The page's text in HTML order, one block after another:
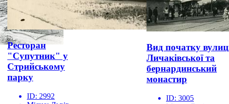
Ресторан
"Супутник" у
Стрийському
парку
ID: 2992
Вид початку
Личаківської та
бернардинський
монастир
ID: 3005